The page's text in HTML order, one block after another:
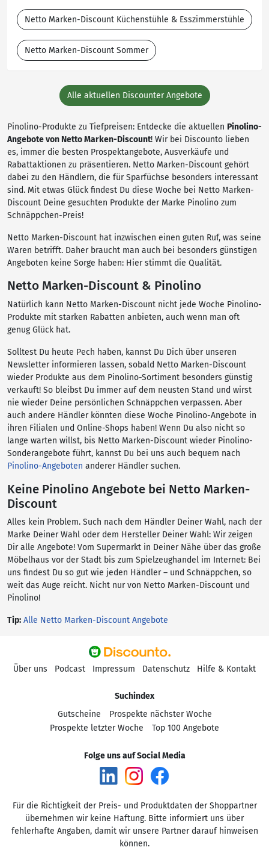
Netto Marken-Discount Küchenstühle & Esszimmerstühle
Netto Marken-Discount Sommer
Alle aktuellen Discounter Angebote
Pinolino-Produkte zu Tiefpreisen: Entdecke die aktuellen Pinolino-
Angebote von Netto Marken-Discount! Wir bei Discounto lieben
es, immer die besten Prospektangebote, Ausverkäufe und
Rabattaktionen zu präsentieren. Netto Marken-Discount gehört
dabei zu den Händlern, die für Sparfüchse besonders interessant
sind. Mit etwas Glück findest Du diese Woche bei Netto Marken-
Discount Deine gesuchten Produkte der Marke Pinolino zum
Schnäppchen-Preis!
Netto Marken-Discount hat inzwischen einen guten Ruf, was seine
Waren betrifft. Daher braucht man auch bei besonders günstigen
Angeboten keine Sorge haben: Hier stimmt die Qualität.
Netto Marken-Discount & Pinolino
Natürlich kann Netto Marken-Discount nicht jede Woche Pinolino-
Produkte mit starken Rabatten anbieten, auch wenn man oft
genug Glück hat.
Solltest Du heute Pech haben, kannst Du Dich über unseren
Newsletter informieren lassen, sobald Netto Marken-Discount
wieder Produkte aus dem Pinolino-Sortiment besonders günstig
verkauft! So bleibst Du immer auf dem neusten Stand und wirst
nie wieder Deine persönlichen Schnäppchen verpassen. Aber
auch andere Händler könnten diese Woche Pinolino-Angebote in
ihren Filialen und Online-Shops haben! Wenn Du also nicht so
lange warten willst, bis Netto Marken-Discount wieder Pinolino-
Sonderangebote führt, kannst Du bei uns auch bequem nach
Pinolino-Angeboten anderer Händler suchen.
Keine Pinolino Angebote bei Netto Marken-
Discount
Alles kein Problem. Such nach dem Händler Deiner Wahl, nach der
Marke Deiner Wahl oder dem Hersteller Deiner Wahl: Wir zeigen
Dir alle Angebote! Vom Supermarkt in Deiner Nähe über das große
Möbelhaus vor der Stadt bis zum Spielzeughandel im Internet: Bei
uns findest Du so gut wie jeden Händler – und Schnäppchen, so
weit das Auge reicht. Nicht nur von Netto Marken-Discount und
Pinolino!
Tip: Alle Netto Marken-Discount Angebote
Über uns Podcast Impressum Datenschutz Hilfe & Kontakt
Suchindex
Gutscheine
Prospekte nächster Woche
Prospekte letzter Woche
Top 100 Angebote
Folge uns auf Social Media
Für die Richtigkeit der Preis- und Produktdaten der Shoppartner
übernehmen wir keine Haftung. Bitte informiert uns über
fehlerhafte Angaben, damit wir unsere Partner darauf hinweisen
können.